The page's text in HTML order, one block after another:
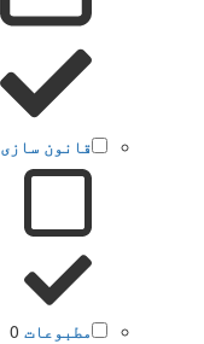
قانون سازی
مطبوعات 0